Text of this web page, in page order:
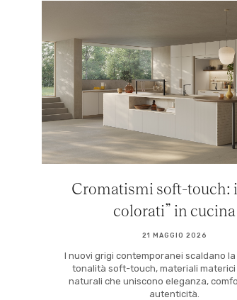
Cromatismi soft-touch:
colorati” in cucina
21 MAGGIO 2026
I nuovi grigi contemporanei scaldano
tonalità soft-touch, materiali
naturali che uniscono eleganza,
autenticità.